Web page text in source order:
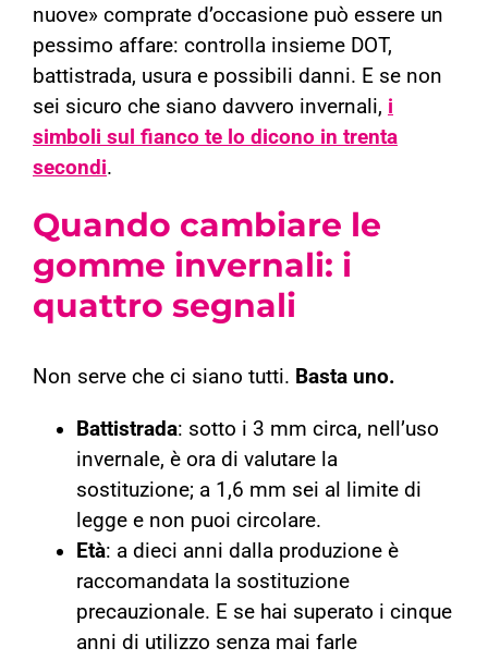
nuove» comprate d’occasione può essere un
pessimo affare: controlla insieme DOT,
battistrada, usura e possibili danni. E se non
sei sicuro che siano davvero invernali, i
simboli sul fianco te lo dicono in trenta
secondi.
Quando cambiare le
gomme invernali: i
quattro segnali
Non serve che ci siano tutti. Basta uno.
Battistrada: sotto i 3 mm circa, nell’uso
invernale, è ora di valutare la
sostituzione; a 1,6 mm sei al limite di
legge e non puoi circolare.
Età: a dieci anni dalla produzione è
raccomandata la sostituzione
precauzionale. E se hai superato i cinque
anni di utilizzo senza mai farle